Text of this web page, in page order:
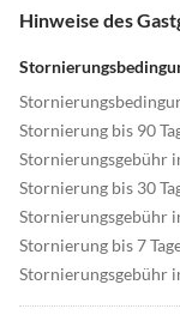
Hinweise des
Stornierung bis 90
Stornierungsgebühr
Stornierung bis 30
Stornierungsgebühr
Stornierung bis 7
Stornierungsgebühr